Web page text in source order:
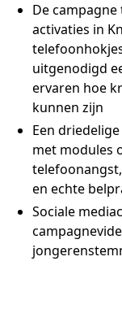
De
activaties in
uitgenodigd
ervaren hoe
kunnen zijn
Een
met modules
en echte
Sociale